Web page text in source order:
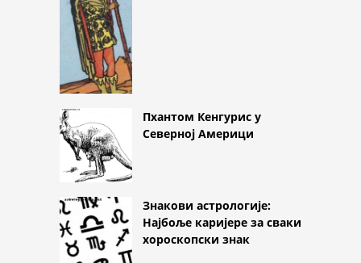
Пхантом Кенгурис у
Северној Америци
Знакови астрологије:
Најбоље каријере за сваки
хороскопски знак